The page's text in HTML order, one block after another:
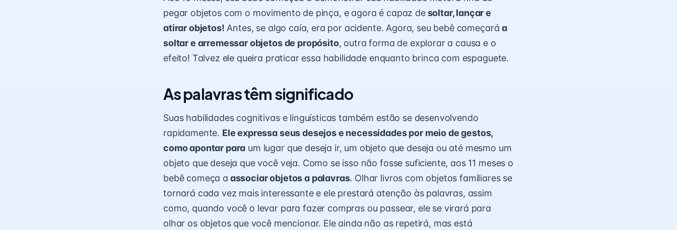
pegar objetos com o movimento de pinça, e agora é capaz desoltar, lançar e
atirar objetos! Antes, se algo caía, era por acidente. Agora, seu bebê começaráa
soltar e arremessar objetos de propósito, outra forma de explorar a causa e o
efeito! Talvez ele queira praticar essa habilidade enquanto brinca com espaguete.
As palavras têm significado
Suas habilidades cognitivas e linguísticas também estão se desenvolvendo
rapidamente. Ele expressa seus desejos e necessidades por meio de gestos,
como apontar para um lugar que deseja ir, um objeto que deseja ou até mesmo um
objeto que deseja que você veja. Como se isso não fosse suficiente, aos 11 meses o
bebê começa a associar objetos a palavras. Olhar livros com objetos familiares se
tornará cada vez mais interessante e ele prestará atenção às palavras, assim
como, quando você o levar para fazer compras ou passear, ele se virará para
olhar os objetos que você mencionar. Ele ainda não as repetirá, mas está